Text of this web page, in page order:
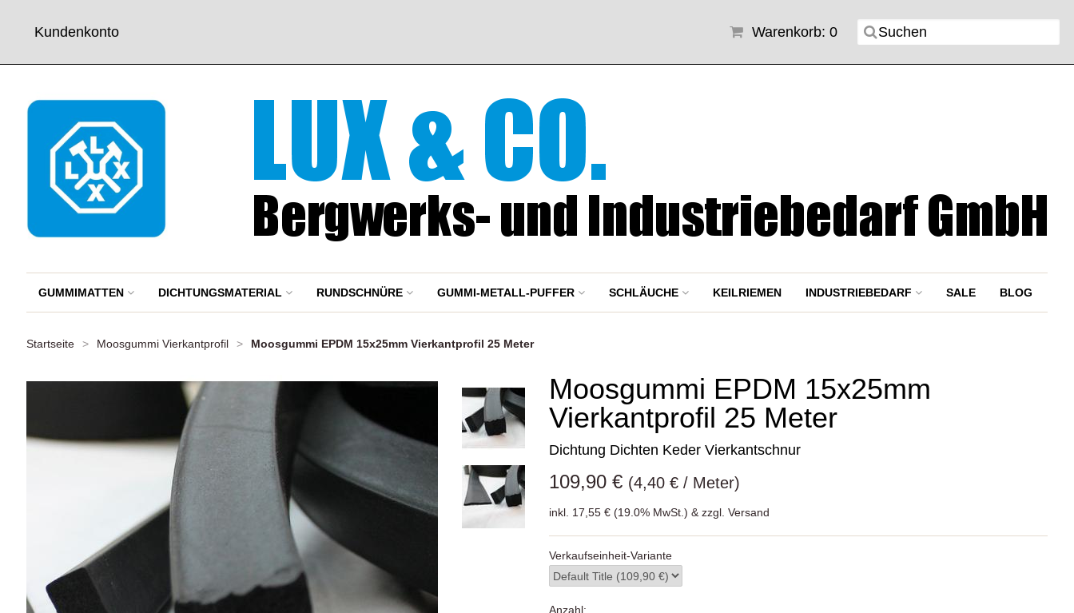
Warenkorb: 0
Kundenkonto
GUMMIMATTEN DICHTUNGSMATERIAL RUNDSCHNÜRE GUMMI-METALL-PUFFER SCHLÄUCHE KEILRIEMEN INDUSTRIEBEDARF SALE BLOG
Startseite > Moosgummi Vierkantprofil > Moosgummi EPDM 15x25mm Vierkantprofil 25 Meter
Moosgummi EPDM 15x25mm
Vierkantprofil 25 Meter
Dichtung Dichten Keder Vierkantschnur
109,90 € (4,40 € / Meter)
inkl. 17,55 € (19.0% MwSt.) & zzgl. Versand
Verkaufseinheit-Variante
Anzahl: